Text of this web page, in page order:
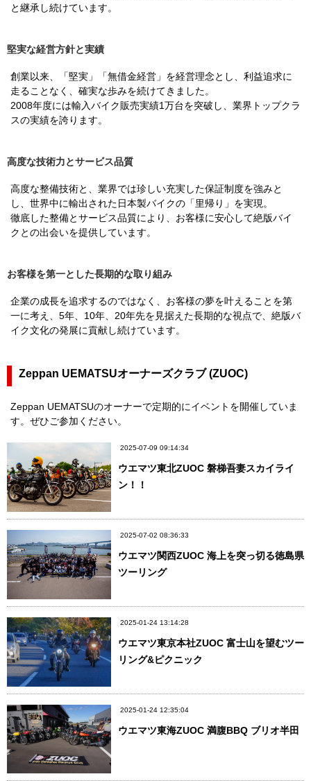
と継承し続けています。
堅実な経営方針と実績
創業以来、「堅実」「無借金経営」を経営理念とし、利益追求に
走ることなく、確実な歩みを続けてきました。
2008年度には輸入バイク販売実績1万台を突破し、業界トップクラ
スの実績を誇ります。
高度な技術力とサービス品質
高度な整備技術と、業界では珍しい充実した保証制度を強みと
し、世界中に輸出された日本製バイクの「里帰り」を実現。
徹底した整備とサービス品質により、お客様に安心して絶版バイ
クとの出会いを提供しています。
お客様を第一とした長期的な取り組み
企業の成長を追求するのではなく、お客様の夢を叶えることを第
一に考え、5年、10年、20年先を見据えた長期的な視点で、絶版バ
イク文化の発展に貢献し続けています。
Zeppan UEMATSUオーナーズクラブ (ZUOC)
Zeppan UEMATSUのオーナーで定期的にイベントを開催していま
す。ぜひご参加ください。
2025-07-09 09:14:34
ウエマツ東北ZUOC 磐梯吾妻スカイライ
ン！！
2025-07-02 08:36:33
ウエマツ関西ZUOC 海上を突っ切る徳島県
ツーリング
2025-01-24 13:14:28
ウエマツ東京本社ZUOC 富士山を望むツー
リング&ピクニック
2025-01-24 12:35:04
ウエマツ東海ZUOC 満腹BBQ ブリオ半田